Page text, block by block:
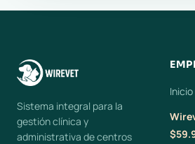
Sistema integral para la
gestión clínica y
administrativa de centros
Inicio